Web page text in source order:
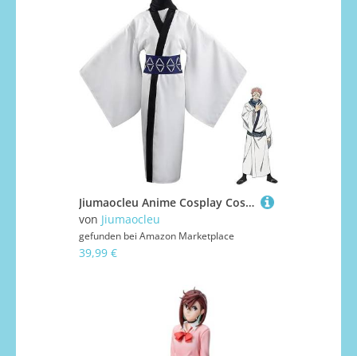
Jiumaocleu Anime Cosplay Costume Ryomen Sukuna Role Play Uniform Outfits Suits Cosplay Kimono Set Halloween Carnival Full Set Clothes Props
von Jiumaocleu
gefunden bei Amazon Marketplace
39,99 €